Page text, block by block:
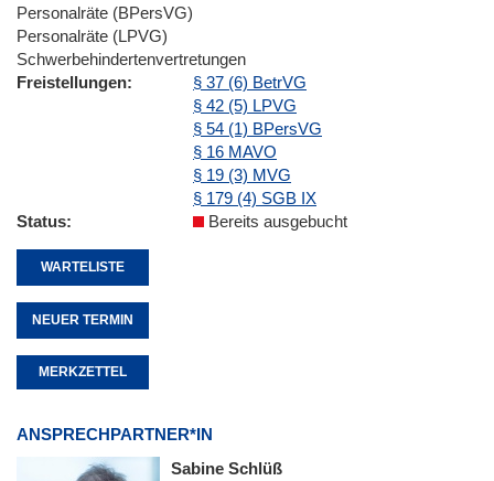
Personalräte (BPersVG)
Personalräte (LPVG)
Schwerbehindertenvertretungen
Freistellungen
§ 37 (6) BetrVG
§ 42 (5) LPVG
§ 54 (1) BPersVG
§ 16 MAVO
§ 19 (3) MVG
§ 179 (4) SGB IX
Status
Bereits ausgebucht
WARTELISTE
NEUER TERMIN
MERKZETTEL
ANSPRECHPARTNER*IN
Sabine Schlüß